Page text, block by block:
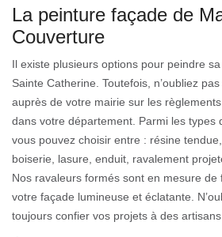
La peinture façade de
Couverture
Il existe plusieurs options pour peindre
Sainte Catherine. Toutefois, n’oubliez
auprès de votre mairie sur les
dans votre département. Parmi les types
vous pouvez choisir entre : résine
boiserie, lasure, enduit, ravalement
Nos ravaleurs formés sont en mesure de
votre façade lumineuse et éclatante.
toujours confier vos projets à des